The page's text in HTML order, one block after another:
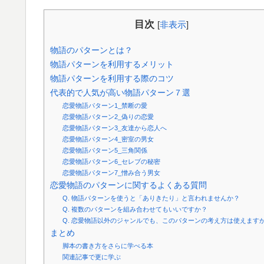
目次 [非表示]
物語のパターンとは？
物語パターンを利用するメリット
物語パターンを利用する際のコツ
代表的で人気が高い物語パターン７選
恋愛物語パターン1_禁断の愛
恋愛物語パターン2_偽りの恋愛
恋愛物語パターン3_友達から恋人へ
恋愛物語パターン4_密室の男女
恋愛物語パターン5_三角関係
恋愛物語パターン6_セレブの秘密
恋愛物語パターン7_憎み合う男女
恋愛物語のパターンに関するよくある質問
Q. 物語パターンを使うと「ありきたり」と言われませんか？
Q. 複数のパターンを組み合わせてもいいですか？
Q. 恋愛物語以外のジャンルでも、このパターンの考え方は使えます
まとめ
脚本の書き方をさらに学べる本
関連記事で更に学ぶ